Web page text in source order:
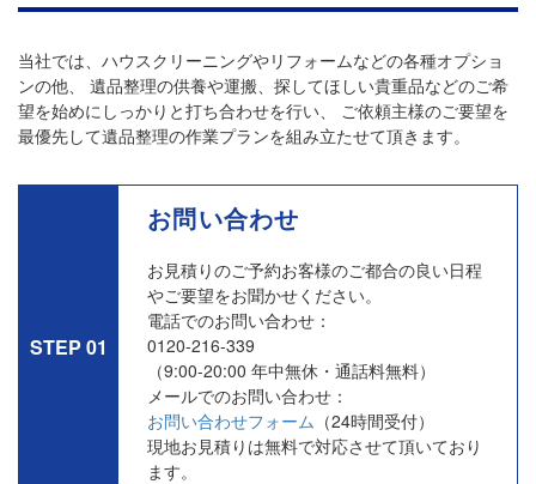
当社では、ハウスクリーニングやリフォームなどの各種オプショ
ンの他、 遺品整理の供養や運搬、探してほしい貴重品などのご希
望を始めにしっかりと打ち合わせを行い、 ご依頼主様のご要望を
最優先して遺品整理の作業プランを組み立たせて頂きます。
STEP 01
お問い合わせ
お見積りのご予約お客様のご都合の良い日程
やご要望をお聞かせください。
電話でのお問い合わせ：
0120-216-339
（9:00-20:00 年中無休・通話料無料）
メールでのお問い合わせ：
お問い合わせフォーム （24時間受付）
現地お見積りは無料で対応させて頂いており
ます。